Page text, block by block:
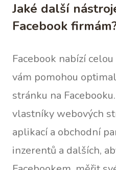
Jaké další
Facebook
Facebook nabízí
vám pomohou
stránku na
vlastníky webových
aplikací a obchodní
inzerentů a dalších,